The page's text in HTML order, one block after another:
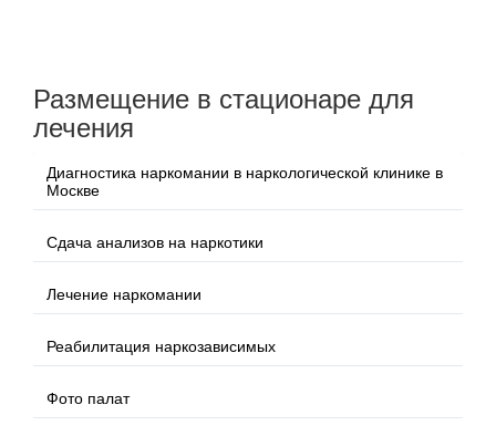
Размещение в стационаре для
лечения
Диагностика наркомании в наркологической клинике в
Москве
Сдача анализов на наркотики
Лечение наркомании
Реабилитация наркозависимых
Фото палат